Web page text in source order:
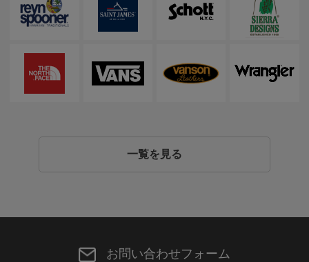
一覧を見る
お問い合わせフォーム